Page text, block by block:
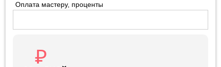
Оплата мастеру, проценты